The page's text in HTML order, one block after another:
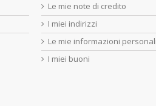
Le mie note di credito
I miei indirizzi
Le mie informazioni personali
I miei buoni